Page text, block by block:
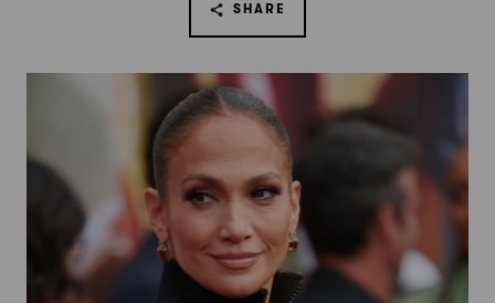
SHARE